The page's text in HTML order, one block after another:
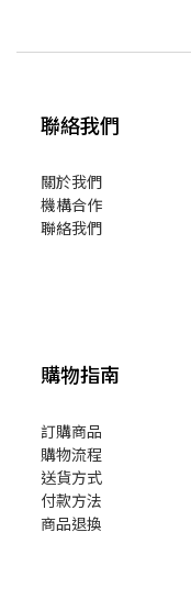
聯絡我們
關於我們
機構合作
聯絡我們
購物指南
訂購商品
購物流程
送貨方式
付款方法
商品退換